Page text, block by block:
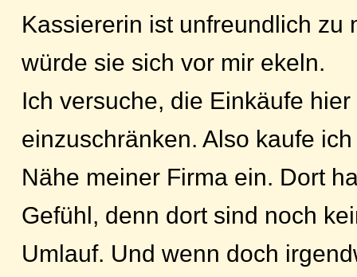
Kassiererin ist unfreundlich zu
würde sie sich vor mir ekeln.
Ich versuche, die Einkäufe
einzuschränken. Also kaufe
Nähe meiner Firma ein. Dort
Gefühl, denn dort sind noch
Umlauf. Und wenn doch